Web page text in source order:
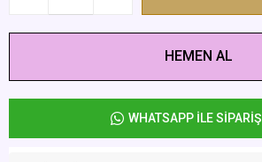
HEMEN AL
WHATSAPP İLE